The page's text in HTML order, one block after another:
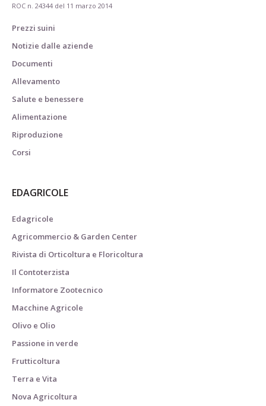
ROC n. 24344 del 11 marzo 2014
Prezzi suini
Notizie dalle aziende
Documenti
Allevamento
Salute e benessere
Alimentazione
Riproduzione
Corsi
EDAGRICOLE
Edagricole
Agricommercio & Garden Center
Rivista di Orticoltura e Floricoltura
Il Contoterzista
Informatore Zootecnico
Macchine Agricole
Olivo e Olio
Passione in verde
Frutticoltura
Terra e Vita
Nova Agricoltura